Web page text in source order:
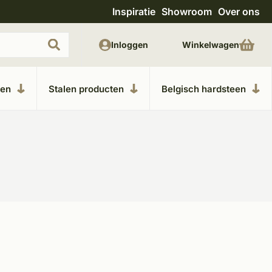
Unieke materialen in kempische bouwstijl
Inspiratie Showroom Over ons
Stalen producten Belgisch hardsteen
Inloggen Winkelwagen